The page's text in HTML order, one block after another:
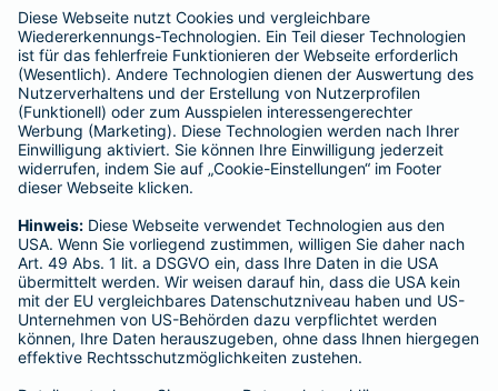
Barmenia ist Teil der BarmeniaGothaer
BELIEBTE SEITEN
Kranken-Zusatzversicherung
Tierversicherungen
Haftpflichtversicherung
Hausratversicherung
SERVICE
Adresse ändern
Schaden melden
Kilometerstandsmeldung
Serviceübersicht